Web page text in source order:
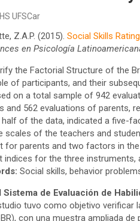
UFSCar
Z.A.P. (2015). Social Skills
en Psicología
the Factorial Structure of the
of participants, and their
on a total sample of 942
and 562 evaluations of parents,
of the data, indicated a five-
of the teachers and
for parents and two factors in
for the three
Social skills, behavior
de Evaluación de
tuvo como objetivo
con una muestra ampliada